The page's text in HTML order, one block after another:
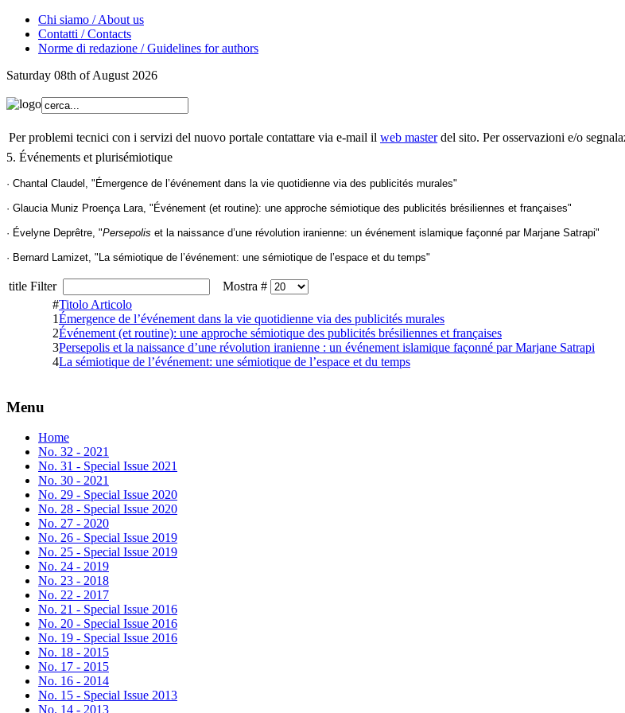
Chi siamo / About us
Contatti / Contacts
Norme di redazione / Guidelines for authors
Saturday 08th of August 2026
Per problemi tecnici con i servizi del nuovo portale contattare via e-mail il web masterdel sito. Per osservazioni e/o
5. Événements et plurisémiotique
· Chantal Claudel, "Émergence de l’événement dans la vie quotidienne via des publicités murales"
· Glaucia Muniz Proença Lara, "Événement (et routine): une approche sémiotique des publicités brésiliennes et françaises"
· Évelyne Deprêtre, "Persepolis et la naissance d’une révolution iranienne: un événement islamique façonné par Marjane Satrapi"
· Bernard Lamizet, "La sémiotique de l’événement: une sémiotique de l’espace et du temps"
title Filter
Mostra #
#Titolo Articolo
1Émergence de l’événement dans la vie quotidienne via des publicités murales
2Événement (et routine): une approche sémiotique des publicités brésiliennes et françaises
3Persepolis et la naissance d’une révolution iranienne : un événement islamique façonné par Marjane Satrapi
4La sémiotique de l’événement: une sémiotique de l’espace et du temps
Menu
Home
No. 32 - 2021
No. 31 - Special Issue 2021
No. 30 - 2021
No. 29 - Special Issue 2020
No. 28 - Special Issue 2020
No. 27 - 2020
No. 26 - Special Issue 2019
No. 25 - Special Issue 2019
No. 24 - 2019
No. 23 - 2018
No. 22 - 2017
No. 21 - Special Issue 2016
No. 20 - Special Issue 2016
No. 19 - Special Issue 2016
No. 18 - 2015
No. 17 - 2015
No. 16 - 2014
No. 15 - Special Issue 2013
No. 14 - 2013